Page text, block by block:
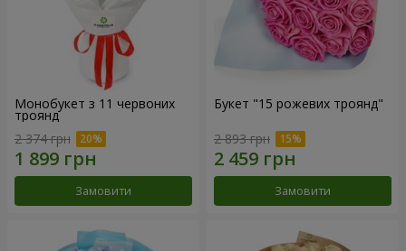
Монобукет з 11 червоних
троянд
2 374 грн
Замовити
Букет "15 рожевих троянд"
2 893 грн
Замовити